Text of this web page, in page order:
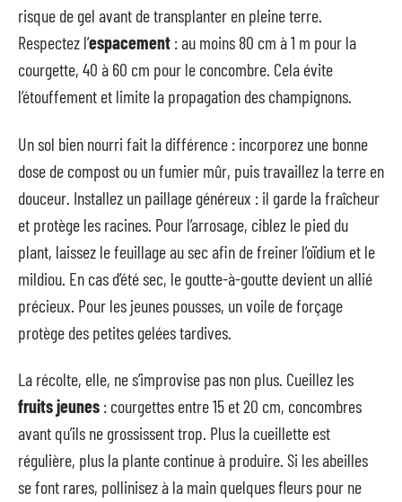
risque de gel avant de transplanter en pleine terre.
Respectez l’espacement : au moins 80 cm à 1 m pour la
courgette, 40 à 60 cm pour le concombre. Cela évite
l’étouffement et limite la propagation des champignons.
Un sol bien nourri fait la différence : incorporez une bonne
dose de compost ou un fumier mûr, puis travaillez la terre en
douceur. Installez un paillage généreux : il garde la fraîcheur
et protège les racines. Pour l’arrosage, ciblez le pied du
plant, laissez le feuillage au sec afin de freiner l’oïdium et le
mildiou. En cas d’été sec, le goutte-à-goutte devient un allié
précieux. Pour les jeunes pousses, un voile de forçage
protège des petites gelées tardives.
La récolte, elle, ne s’improvise pas non plus. Cueillez les
fruits jeunes : courgettes entre 15 et 20 cm, concombres
avant qu’ils ne grossissent trop. Plus la cueillette est
régulière, plus la plante continue à produire. Si les abeilles
se font rares, pollinisez à la main quelques fleurs pour ne